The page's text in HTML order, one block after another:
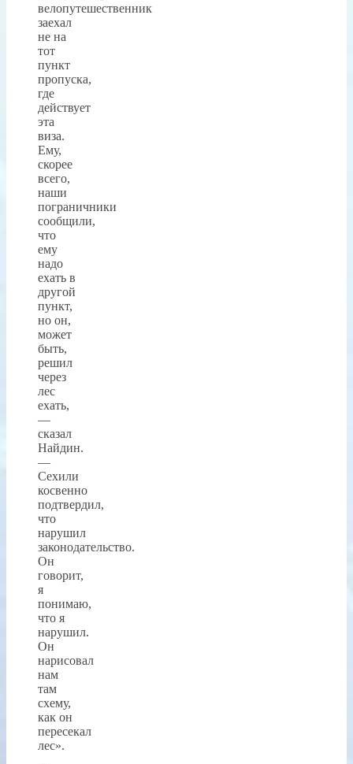
велопутешественник
заехал
не на
тот
пункт
пропуска,
где
действует
эта
виза.
Ему,
скорее
всего,
наши
пограничники
сообщили,
что
ему
надо
ехать в
другой
пункт,
но он,
может
быть,
решил
через
лес
ехать,
—
сказал
Найдин.
—
Сехили
косвенно
подтвердил,
что
нарушил
законодательство.
Он
говорит,
я
понимаю,
что я
нарушил.
Он
нарисовал
нам
там
схему,
как он
пересекал
лес».